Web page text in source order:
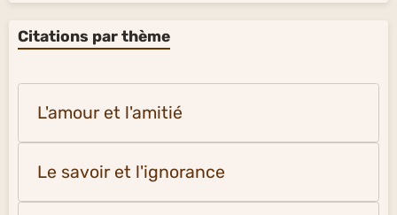
Citations par thème
L'amour et l'amitié
Le savoir et l'ignorance